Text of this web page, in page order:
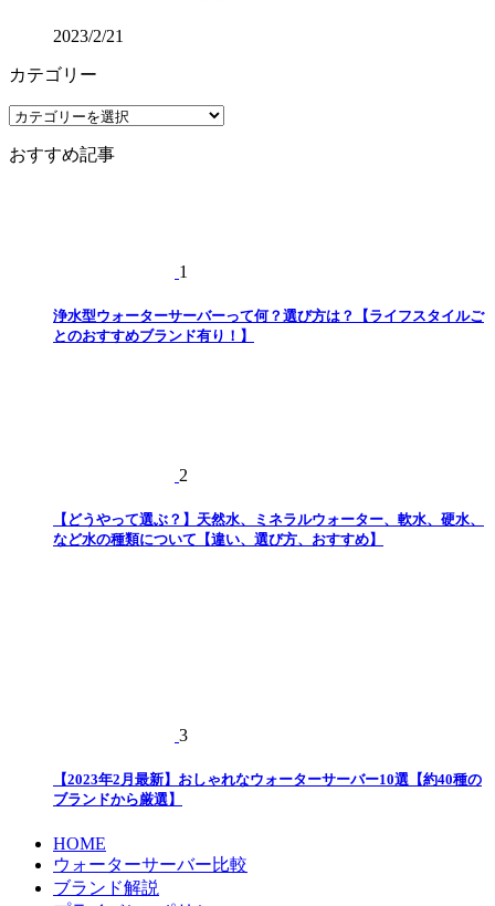
2023/2/21
カテゴリー
カ
ゴ
おすすめ記事
1
浄水型ウォーターサーバーって何？選び方は？【ライフスタイルご
とのおすすめブランド有り！】
2
【どうやって選ぶ？】天然水、ミネラルウォーター、軟水、硬水、
など水の種類について【違い、選び方、おすすめ】
3
【2023年2月最新】おしゃれなウォーターサーバー10選【約40種の
ブランドから厳選】
HOME
ウォーターサーバー比較
ブランド解説